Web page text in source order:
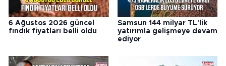
6 Ağustos 2026 güncel
fındık fiyatları belli oldu
Samsun 144 milyar TL'lik
yatırımla gelişmeye devam
ediyor